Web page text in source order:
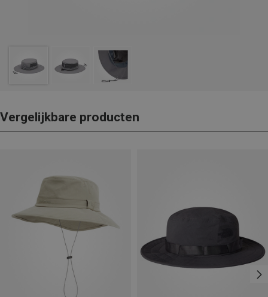
Vergelijkbare producten